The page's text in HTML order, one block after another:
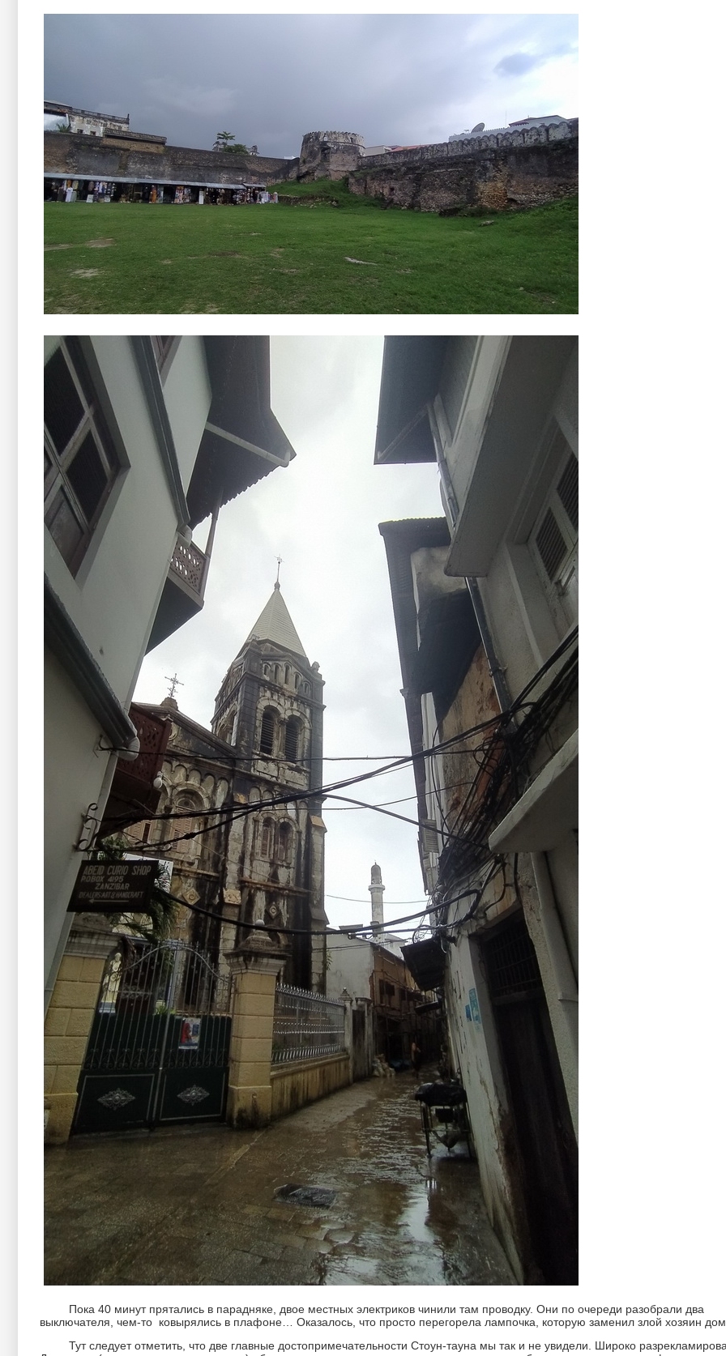
Пока 40 минут прятались в парадняке, двое местных электриков чинили там проводку. Они по очереди разобрали два
выключателя, чем-то ковырялись в плафоне… Оказалось, что просто перегорела лампочка, которую заменил злой хозяин
Тут следует отметить, что две главные достопримечательности Стоун-тауна мы так и не увидели. Широко